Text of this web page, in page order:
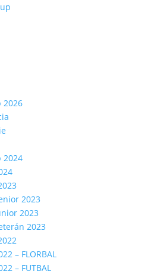
2026
2024
2023
2023
2023
– FLORBAL
– FUTBAL